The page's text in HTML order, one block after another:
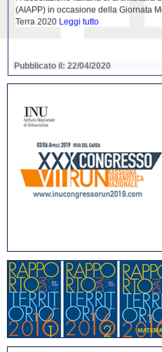
(AIAPP) in occasione della Giornata
Terra 2020 Leggi tutto
Pubblicato il: 22/04/2020